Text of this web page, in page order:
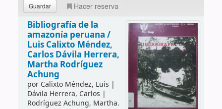
Hacer reserva
Bibliografía de la
amazonía peruana /
Luis Calixto Méndez,
Carlos Dávila Herrera,
Martha Rodríguez
Achung
por Calixto Méndez, Luis |
Dávila Herrera, Carlos |
Rodríguez Achung, Martha.